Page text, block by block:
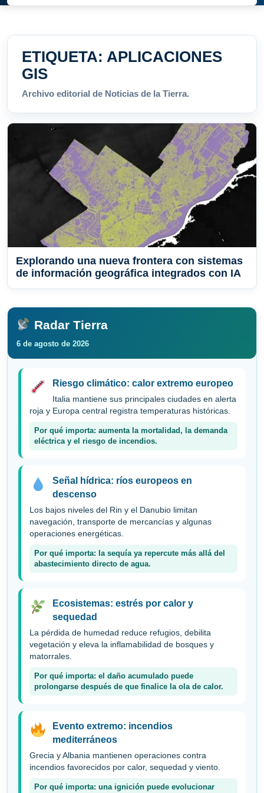
ETIQUETA: APLICACIONES
GIS
Archivo editorial de Noticias de la Tierra.
Explorando una nueva frontera con sistemas
de información geográfica integrados con IA
Radar Tierra
6 de agosto de 2026
Riesgo climático: calor extremo europeo
Italia mantiene sus principales ciudades en alerta
roja y Europa central registra temperaturas históricas.
Por qué importa: aumenta la mortalidad, la demanda
eléctrica y el riesgo de incendios.
Señal hídrica: ríos europeos en
descenso
Los bajos niveles del Rin y el Danubio limitan
navegación, transporte de mercancías y algunas
operaciones energéticas.
Por qué importa: la sequía ya repercute más allá del
abastecimiento directo de agua.
Ecosistemas: estrés por calor y
sequedad
La pérdida de humedad reduce refugios, debilita
vegetación y eleva la inflamabilidad de bosques y
matorrales.
Por qué importa: el daño acumulado puede
prolongarse después de que finalice la ola de calor.
Evento extremo: incendios
mediterráneos
Grecia y Albania mantienen operaciones contra
incendios favorecidos por calor, sequedad y viento.
Por qué importa: una ignición puede evolucionar